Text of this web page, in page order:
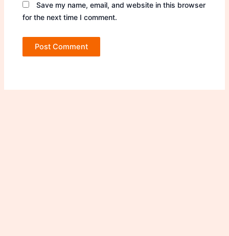
Save my name, email, and website in this browser
for the next time I comment.